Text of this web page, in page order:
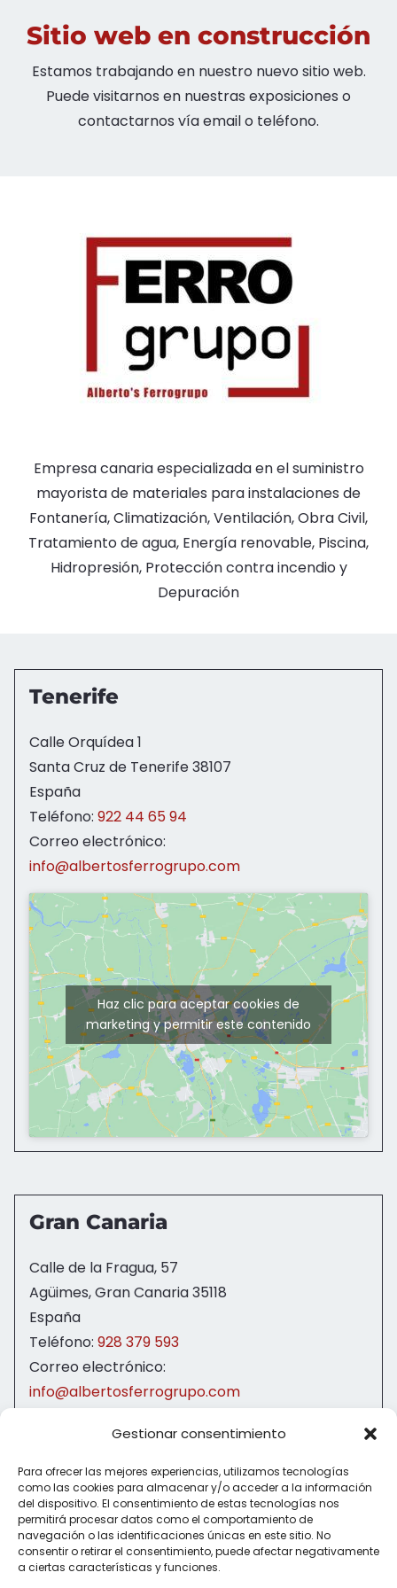
Gestionar consentimiento
Para ofrecer las mejores experiencias, utilizamos tecnologías
como las cookies para almacenar y/o acceder a la información
del dispositivo. El consentimiento de estas tecnologías nos
permitirá procesar datos como el comportamiento de
navegación o las identificaciones únicas en este sitio. No
consentir o retirar el consentimiento, puede afectar negativamente
a ciertas características y funciones.
Sitio web en construcción
Estamos trabajando en nuestro nuevo sitio web.
Puede visitarnos en nuestras exposiciones o
contactarnos vía email o teléfono.
Empresa canaria especializada en el suministro
mayorista de materiales para instalaciones de
Fontanería, Climatización, Ventilación, Obra Civil,
Tratamiento de agua, Energía renovable, Piscina,
Hidropresión, Protección contra incendio y
Depuración
Tenerife
Calle Orquídea 1
Santa Cruz de Tenerife38107
España
Teléfono: 922 44 65 94
Correo electrónico:
info@albertosferrogrupo.com
Haz clic para aceptar cookies de
marketing y permitir este contenido
Gran Canaria
Calle de la Fragua, 57
Agüimes,Gran Canaria35118
España
Teléfono: 928 379 593
Correo electrónico:
info@albertosferrogrupo.com
Haz clic para aceptar cookies de
marketing y permitir este contenido